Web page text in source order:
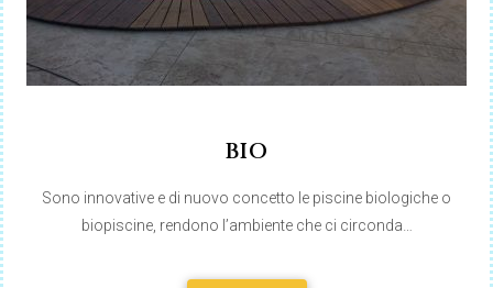
BIO
Sono innovative e di nuovo concetto le piscine biologiche o
biopiscine, rendono l’ambiente che ci circonda…